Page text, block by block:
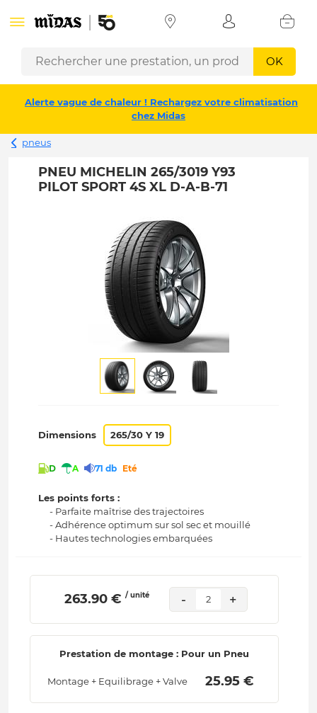
OK
Alerte vague de chaleur ! Rechargez votre climatisation
chez Midas
pneus
PNEU MICHELIN 265/3019 Y93
PILOT SPORT 4S XL D-A-B-71
Dimensions 265/30 Y 19
D A 71 db Eté
Les points forts :
- Parfaite maîtrise des trajectoires
- Adhérence optimum sur sol sec et mouillé
- Hautes technologies embarquées
263.90 € / unité - 2 +
Prestation de montage : Pour un Pneu
Montage + Equilibrage + Valve 25.95 €